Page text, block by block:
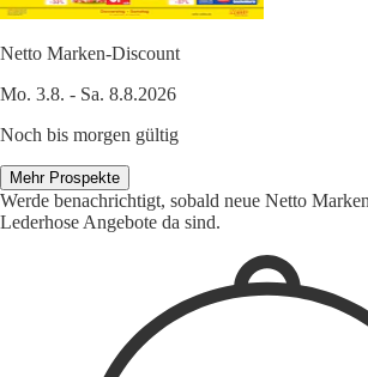
Netto Marken-Discount
Mo. 3.8. - Sa. 8.8.2026
Noch bis morgen gültig
Mehr Prospekte
Werde benachrichtigt, sobald neue Netto
Lederhose Angebote da sind.